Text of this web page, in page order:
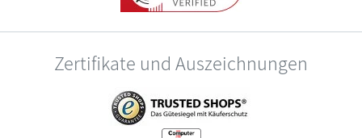
Zertifikate und Auszeichnungen